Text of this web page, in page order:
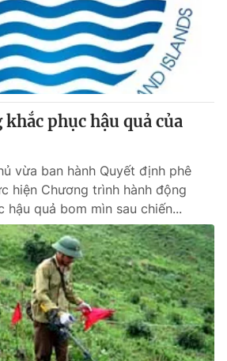
lai
phục hậu quả của
vừa ban hành Quyết định phê
hiện Chương trình hành động
hậu quả bom mìn sau chiến...